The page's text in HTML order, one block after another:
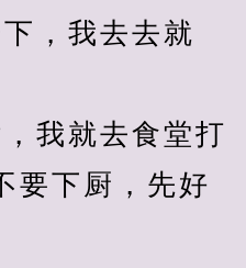
，我去去就
我就去食堂打
要下厨，先好